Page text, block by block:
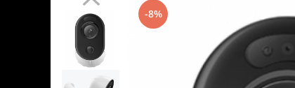
Cu panou solar
Sonerie inteligentă
Accesorii camere de supraveghere
-8%